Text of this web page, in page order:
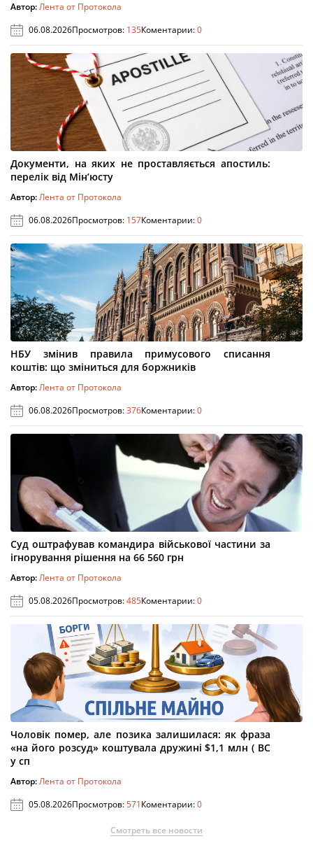
Автор:Лента от Протокола
06.08.2026Просмотров: 135Коментарии:0
Документи, на яких не проставляється апостиль:
перелік від Мін’юсту
Автор:Лента от Протокола
06.08.2026Просмотров: 157Коментарии:0
НБУ змінив правила примусового списання
коштів: що зміниться для боржників
Автор:Лента от Протокола
06.08.2026Просмотров:376Коментарии:0
Суд оштрафував командира військової частини за
ігнорування рішення на 66 560 грн
Автор:Лента от Протокола
05.08.2026Просмотров:485Коментарии:0
Чоловік помер, але позика залишилася: як фраза
«на його розсуд» коштувала дружині $1,1 млн ( ВС
у сп
Автор:Лента от Протокола
05.08.2026Просмотров:571Коментарии:0
Смотреть все новости